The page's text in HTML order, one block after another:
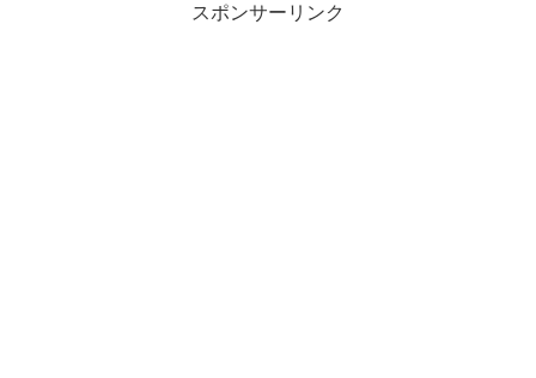
スポンサーリンク